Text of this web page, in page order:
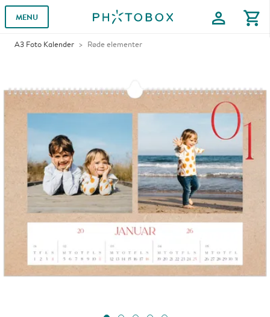
MENU profile shopping_cart
A3 Foto Kalender Røde elementer